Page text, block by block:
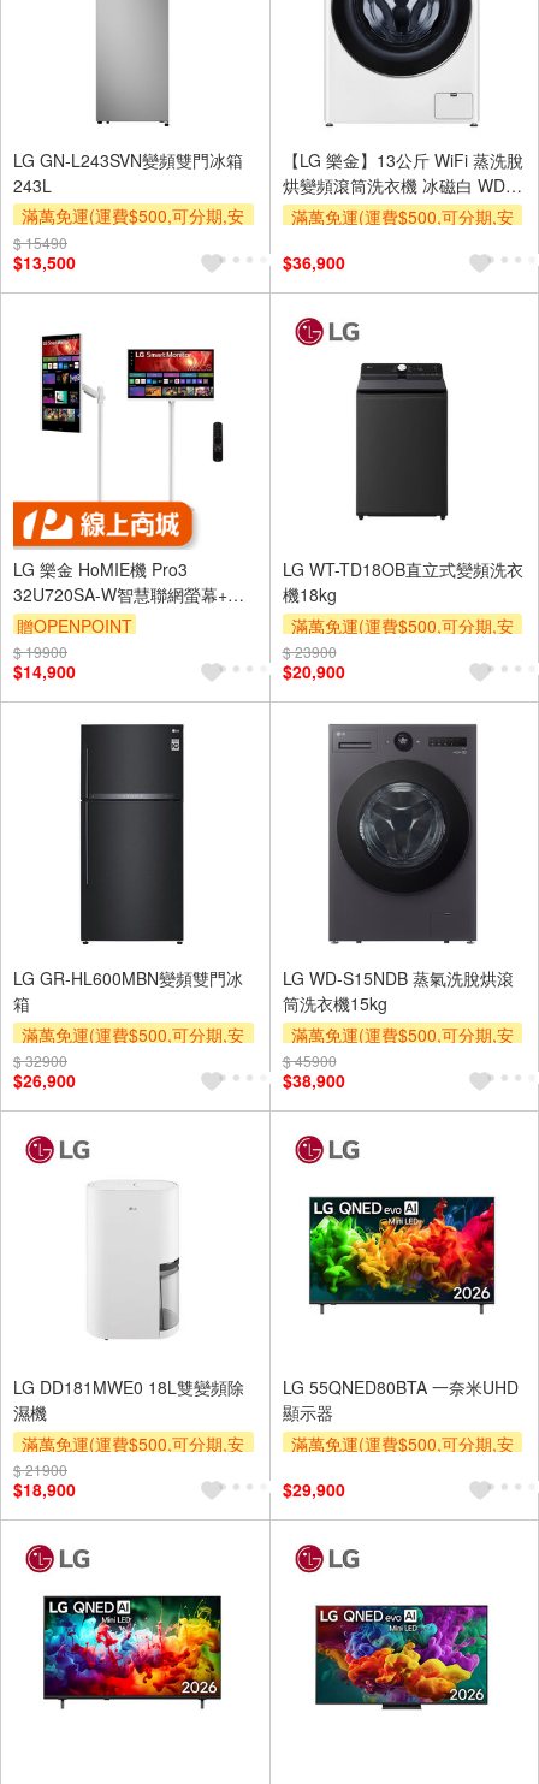
LG GN-L243SVN變頻雙門冰箱
243L
滿萬免運(運費$500,可分期,安
裝跨區費另計,單品未滿1萬元
及使用6期以上分期0利率,需付
基本安裝運費)
$ 15490
$13,500
【LG 樂金】13公斤 WiFi 蒸洗脫
烘變頻滾筒洗衣機 冰磁白 WD-
S13VDW
滿萬免運(運費$500,可分期,安
及使用6期以上分期0利率,需付
基本安裝運費)
滿額贈券
$36,900
LG 樂金 HoMIE機 Pro3
32U720SA-W智慧聯網螢幕+移
動支架組合(32
型/webOS/AirPlay2/IOT操控)
贈OPENPOINT
$ 19900
$14,900
LG WT-TD18OB直立式變頻洗衣
機18kg
滿萬免運(運費$500,可分期,安
裝跨區費另計,單品未滿1萬元
及使用6期以上分期0利率,需付
基本安裝運費)
滿額贈券
$ 23900
$20,900
LG GR-HL600MBN變頻雙門冰
箱
滿萬免運(運費$500,可分期,安
裝跨區費另計,單品未滿1萬元
及使用6期以上分期0利率,需付
基本安裝運費)
滿額贈券
$ 32900
$26,900
LG WD-S15NDB 蒸氣洗脫烘滾
筒洗衣機15kg
滿萬免運(運費$500,可分期,安
裝跨區費另計,單品未滿1萬元
及使用6期以上分期0利率,需付
基本安裝運費)
滿額贈券
$ 45900
$38,900
LG DD181MWE0 18L雙變頻除
濕機
滿萬免運(運費$500,可分期,安
裝跨區費另計,單品未滿1萬元
及使用6期以上分期0利率,需付
基本安裝運費)
滿額贈券
$ 21900
$18,900
LG 55QNED80BTA 一奈米UHD
顯示器
滿萬免運(運費$500,可分期,安
及使用6期以上分期0利率,需付
基本安裝運費)
贈壁掛架
$29,900